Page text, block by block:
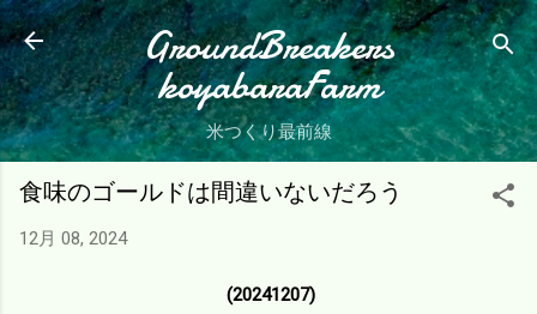
スキップしてメイン コンテンツに移動
GroundBreakers
koyabaraFarm
米つくり最前線
食味のゴールドは間違いないだろう
12月 08, 2024
(20241207)